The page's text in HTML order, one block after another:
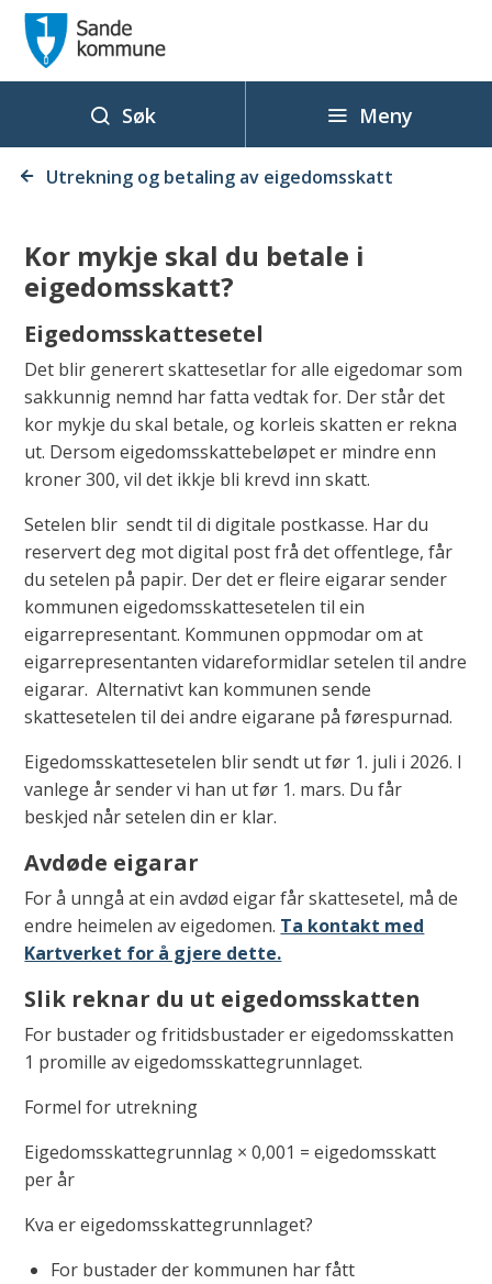
a
n
e
k
m
m
u
n
e
Søk Meny
Du Utrekning og betaling av eigedomsskatt
Kor mykje skal du betale i
eigedomsskatt?
Eigedomsskattesetel
Det blir generert skattesetlar for alle eigedomar som
sakkunnig nemnd har fatta vedtak for. Der står det
kor mykje du skal betale, og korleis skatten er rekna
ut. Dersom eigedomsskattebeløpet er mindre enn
kroner 300, vil det ikkje bli krevd inn skatt.
Setelen blir sendt til di digitale postkasse. Har du
reservert deg mot digital post frå det offentlege, får
du setelen på papir. Der det er fleire eigarar sender
kommunen eigedomsskattesetelen til ein
eigarrepresentant. Kommunen oppmodar om at
eigarrepresentanten vidareformidlar setelen til andre
eigarar. Alternativt kan kommunen sende
skattesetelen til dei andre eigarane på førespurnad.
Eigedomsskattesetelen blir sendt ut før 1. juli i 2026. I
vanlege år sender vi han ut før 1. mars. Du får
beskjed når setelen din er klar.
Avdøde eigarar
For å unngå at ein avdød eigar får skattesetel, må de
endre heimelen av eigedomen. Ta kontakt med
Kartverket for å gjere dette.
Slik reknar du ut eigedomsskatten
For bustader og fritidsbustader er eigedomsskatten
1 promille av eigedomsskattegrunnlaget.
Formel for utrekning
Eigedomsskattegrunnlag × 0,001 = eigedomsskatt
per år
Kva er eigedomsskattegrunnlaget?
For bustader der kommunen har fått